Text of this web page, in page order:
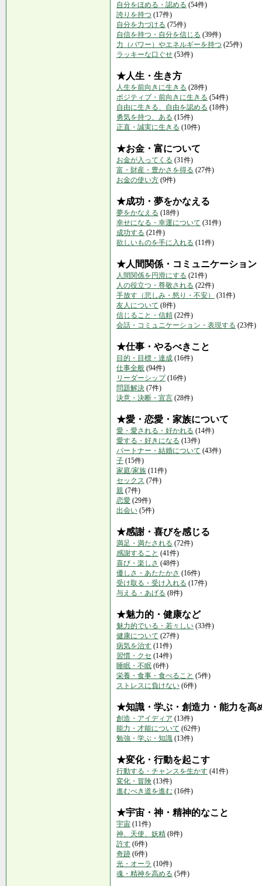
自分をほめる・認める (54件)
誇りを持つ (17件)
自分を力づける (75件)
自信を持つ・自分を信じる (39件)
力（パワー）やエネルギーを持つ (25件)
ラッキーな口ぐせ (53件)
★人生・生き方
人生を前向きに生きる (28件)
ポジティブ・前向きに生きる (54件)
自由に生きる、自由を認める (18件)
勇気を持つ、ある (15件)
正直・誠実に生きる (10件)
★お金・富について
お金が入ってくる (31件)
富・財産・豊かさを得る (27件)
お金の使い方 (9件)
★成功・夢をかなえる
夢をかなえる (18件)
幸せになる・幸運について (31件)
成功する (21件)
欲しいものを手に入れる (11件)
★人間関係・コミュニケーション
人間関係を円滑にする (21件)
人の役立つ・尊敬される (22件)
手放す（悲しみ・怒り・不安）
(31件)
友人について (8件)
信じること・信頼 (22件)
会話・コミュニケーション・表現する (23件)
★仕事・やるべきこと
目的・目標・達成 (16件)
仕事全般 (94件)
リーダーシップ(16件)
問題解決 (7件)
決意・決断・宣言 (28件)
★愛・恋愛・家族について
愛・愛される・好かれる (14件)
愛する・好きになる (13件)
パートナー・結婚について (43件)
子 (15件)
家庭/家族 (11件)
セックス (7件)
親 (7件)
恋愛 (29件)
出会い (5件)
★感謝・喜びを感じる
満足・満たされる (72件)
感謝すること (41件)
喜び・楽しさ (48件)
優しさ・あたたかさ (16件)
受け取る・受け入れる (17件)
与える・あげる (8件)
★魅力的・健康など
魅力的でいる・若々しい (33件)
健康について (27件)
病気を治す (11件)
習慣・クセ (14件)
睡眠・不眠 (6件)
栄養・食事・食べること (5件)
ストレスに負けない (6件)
★知識・学ぶ・創造力・能力を高
創造・アイディア (13件)
能力・才能について (62件)
勉強・学ぶ・知識 (13件)
★変化・行動を起こす
行動する・チャンスを生かす (41件)
変化・冒険 (13件)
進むべき道を進む (16件)
★宇宙・神・精神的なこと
宇宙 (11件)
神、天使、妖精 (8件)
許す (6件)
奇跡 (6件)
光・オーラ (10件)
魂・精神を高める (5件)